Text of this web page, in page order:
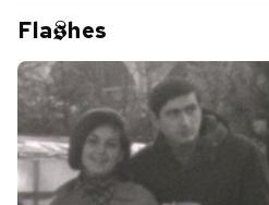
Fla hes